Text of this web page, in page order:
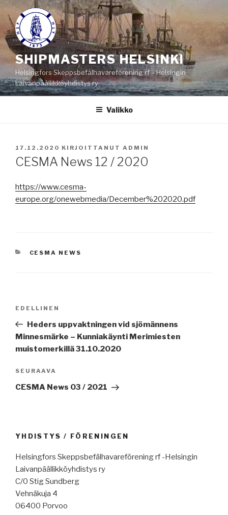
Siirry
sisältöön
SHIPMASTERS HELSINKI
Helsingfors Skeppsbefälhavareförening rf – Helsingin
Laivanpäällikköyhdistys ry
Valikko
JULKAISTU
17.12.2020 KIRJOITTANUT ADMIN
CESMA News 12 / 2020
https://www.cesma-
europe.org/onewebmedia/December%202020.pdf
KATEGORIAT
CESMA NEWS
Edellinen
artikkeli
EDELLINEN
Heders uppvaktningen vid sjömännens
Minnesmärke – Kunniakäynti Merimiesten
muistomerkillä 31.10.2020
Seuraava
artikkeli
SEURAAVA
CESMA News 03 / 2021
YHDISTYS / FÖRENINGEN
Helsingfors Skeppsbefälhavareförening rf -Helsingin
Laivanpäällikköyhdistys ry
C/0 Stig Sundberg
Vehnäkuja 4
06400 Porvoo